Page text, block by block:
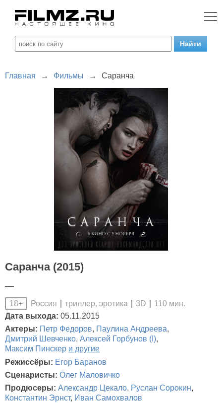
Главная → Фильмы → Саранча
Саранча (2015)
—
18+ Россия триллер, эротика 3D
110 мин.
Дата выхода: 05.11.2015
Актеры: Петр Федоров, Паулина Андреева,
Дмитрий Шевченко, Алексей Горбунов (I),
Максим Пинскер и другие
Режиссёры: Егор Баранов
Сценаристы: Олег Маловичко
Продюсеры: Александр Цекало, Руслан Сорокин,
Константин Эрнст, Иван Самохвалов